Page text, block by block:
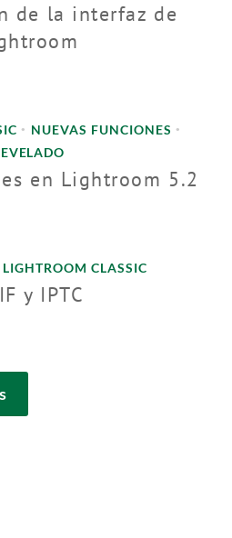
de la interfaz de
• NUEVAS FUNCIONES •
en Lightroom 5.2
LIGHTROOM CLASSIC
y IPTC